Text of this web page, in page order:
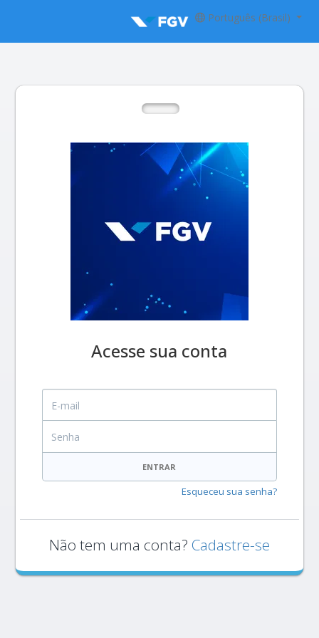
Português (Brasil)
Acesse sua conta
E-mail
ENTRAR
Esqueceu sua senha?
Não tem uma conta? Cadastre-se